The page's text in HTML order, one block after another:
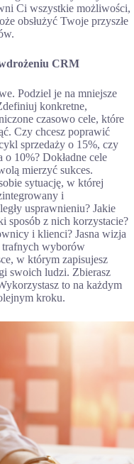
Ci wszystkie możliwości,
obsłużyć Twoje przyszłe
CRM
Podziel je na mniejsze
konkretne,
czasowo cele, które
Czy chcesz poprawić
sprzedaży o 15%, czy
10%? Dokładne cele
mierzyć sukces.
sytuację, w której
i
usprawnieniu? Jakie
sposób z nich korzystacie?
i klienci? Jasna wizja
trafnych wyborów
w którym zapisujesz
swoich ludzi. Zbierasz
to na każdym
kroku.